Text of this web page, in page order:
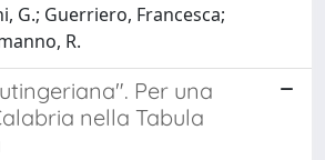
G.; Guerriero, Francesca;
R.
Per una
nella Tabula